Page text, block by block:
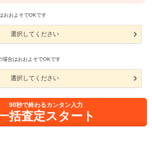
おおよそでOKです
選択してください
場合はおおよそでOKです
選択してください
90秒で終わるカンタン入力
括査定スタート